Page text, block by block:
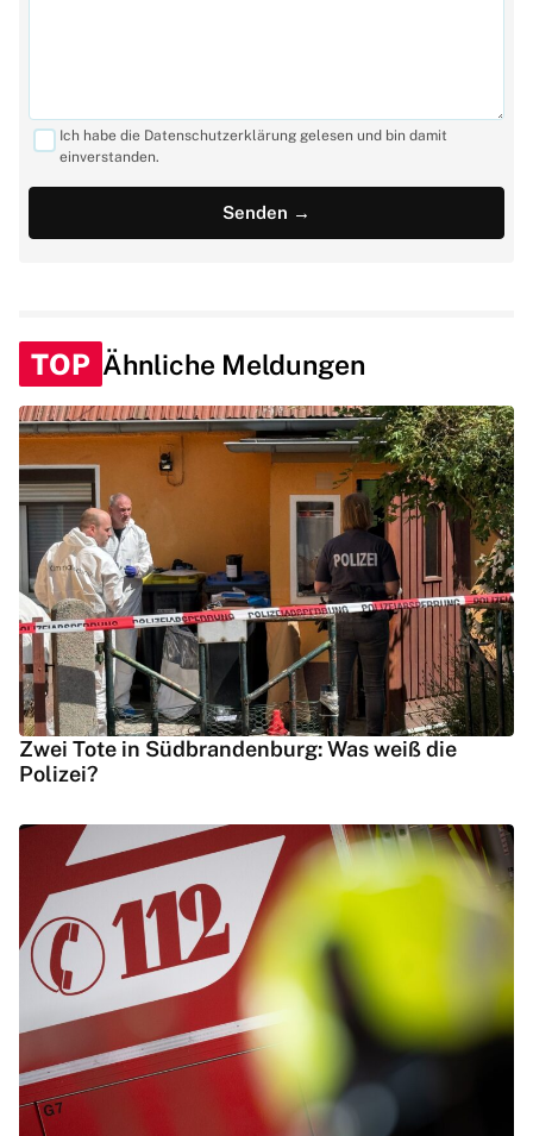
Ich habe die Datenschutzerklärung gelesen und bin damit
einverstanden.
TOP Ähnliche Meldungen
Zwei Tote in Südbrandenburg: Was weiß die
Polizei?